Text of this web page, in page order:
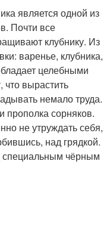
является одной из
Почти все
клубнику. Из
варенье, клубника,
целебными
что вырастить
немало труда.
прополка сорняков.
не утруждать себя,
над грядкой.
специальным чёрным